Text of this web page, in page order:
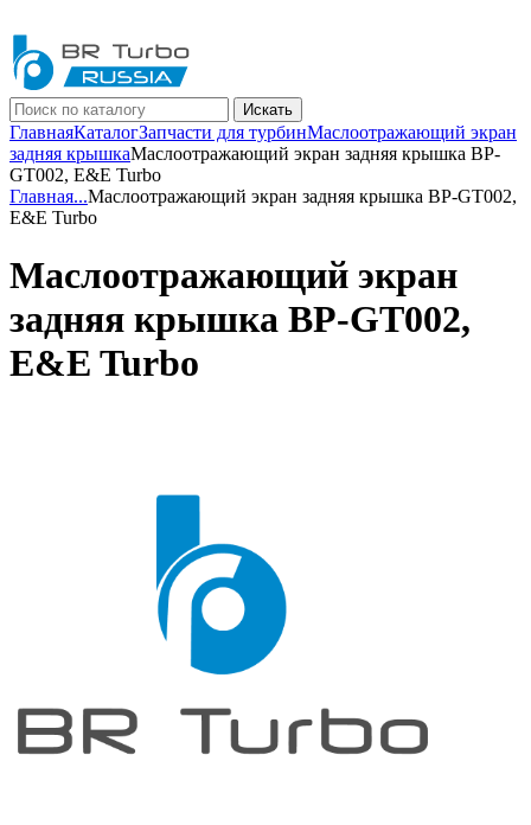
Искать
ГлавнаяКаталогЗапчасти для турбинМаслоотражающий экран
задняя крышкаМаслоотражающий экран задняя крышка BP-
GT002, E&E Turbo
Главная...Маслоотражающий экран задняя крышка BP-GT002,
E&E Turbo
Маслоотражающий экран
задняя крышка BP-GT002,
E&E Turbo